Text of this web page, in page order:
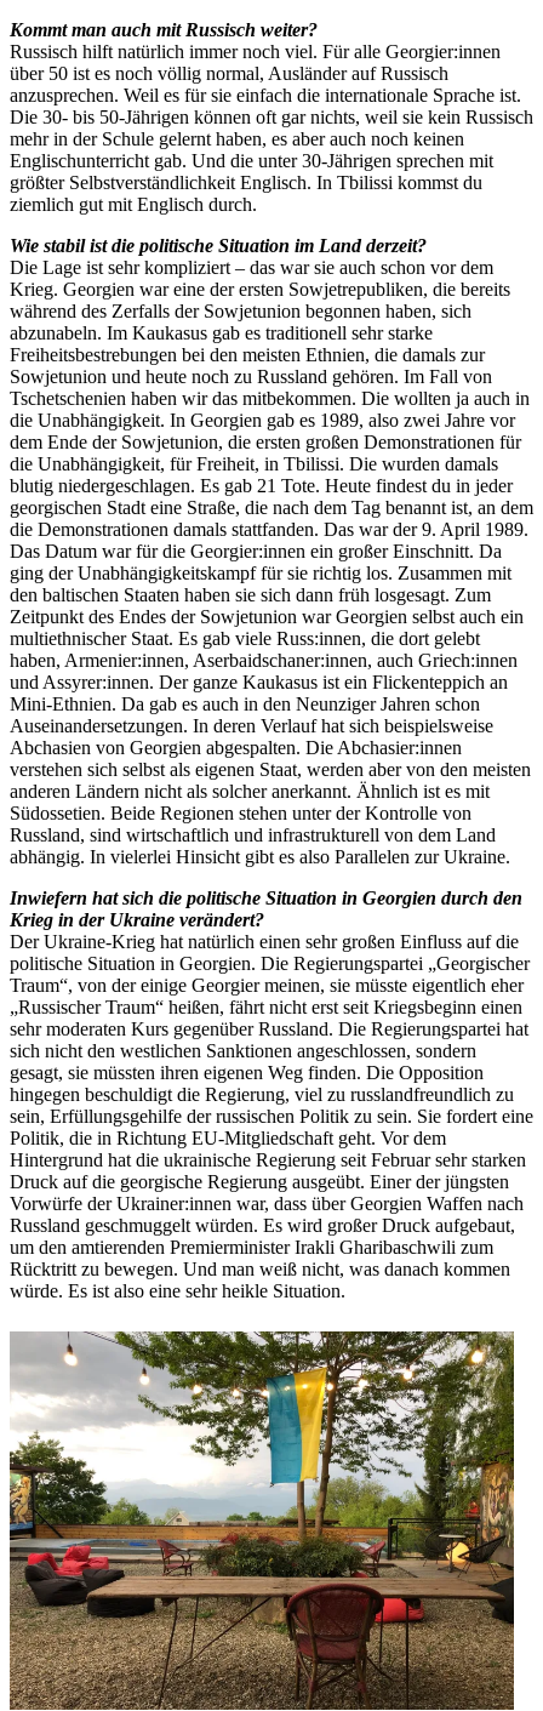
Kommt man auch mit Russisch weiter?
Russisch hilft natürlich immer noch viel. Für alle Georgier:innen
über 50 ist es noch völlig normal, Ausländer auf Russisch
anzusprechen. Weil es für sie einfach die internationale Sprache ist.
Die 30- bis 50-Jährigen können oft gar nichts, weil sie kein Russisch
mehr in der Schule gelernt haben, es aber auch noch keinen
Englischunterricht gab. Und die unter 30-Jährigen sprechen mit
größter Selbstverständlichkeit Englisch. In Tbilissi kommst du
ziemlich gut mit Englisch durch.
Wie stabil ist die politische Situation im Land derzeit?
Die Lage ist sehr kompliziert – das war sie auch schon vor dem
Krieg. Georgien war eine der ersten Sowjetrepubliken, die bereits
während des Zerfalls der Sowjetunion begonnen haben, sich
abzunabeln. Im Kaukasus gab es traditionell sehr starke
Freiheitsbestrebungen bei den meisten Ethnien, die damals zur
Sowjetunion und heute noch zu Russland gehören. Im Fall von
Tschetschenien haben wir das mitbekommen. Die wollten ja auch in
die Unabhängigkeit. In Georgien gab es 1989, also zwei Jahre vor
dem Ende der Sowjetunion, die ersten großen Demonstrationen für
die Unabhängigkeit, für Freiheit, in Tbilissi. Die wurden damals
blutig niedergeschlagen. Es gab 21 Tote. Heute findest du in jeder
georgischen Stadt eine Straße, die nach dem Tag benannt ist, an dem
die Demonstrationen damals stattfanden. Das war der 9. April 1989.
Das Datum war für die Georgier:innen ein großer Einschnitt. Da
ging der Unabhängigkeitskampf für sie richtig los. Zusammen mit
den baltischen Staaten haben sie sich dann früh losgesagt. Zum
Zeitpunkt des Endes der Sowjetunion war Georgien selbst auch ein
multiethnischer Staat. Es gab viele Russ:innen, die dort gelebt
haben, Armenier:innen, Aserbaidschaner:innen, auch Griech:innen
und Assyrer:innen. Der ganze Kaukasus ist ein Flickenteppich an
Mini-Ethnien. Da gab es auch in den Neunziger Jahren schon
Auseinandersetzungen. In deren Verlauf hat sich beispielsweise
Abchasien von Georgien abgespalten. Die Abchasier:innen
verstehen sich selbst als eigenen Staat, werden aber von den meisten
anderen Ländern nicht als solcher anerkannt. Ähnlich ist es mit
Südossetien. Beide Regionen stehen unter der Kontrolle von
Russland, sind wirtschaftlich und infrastrukturell von dem Land
abhängig. In vielerlei Hinsicht gibt es also Parallelen zur Ukraine.
Inwiefern hat sich die politische Situation in Georgien durch den
Krieg in der Ukraine verändert?
Der Ukraine-Krieg hat natürlich einen sehr großen Einfluss auf die
politische Situation in Georgien. Die Regierungspartei „Georgischer
Traum“, von der einige Georgier meinen, sie müsste eigentlich eher
„Russischer Traum“ heißen, fährt nicht erst seit Kriegsbeginn einen
sehr moderaten Kurs gegenüber Russland. Die Regierungspartei hat
sich nicht den westlichen Sanktionen angeschlossen, sondern
gesagt, sie müssten ihren eigenen Weg finden. Die Opposition
hingegen beschuldigt die Regierung, viel zu russlandfreundlich zu
sein, Erfüllungsgehilfe der russischen Politik zu sein. Sie fordert eine
Politik, die in Richtung EU-Mitgliedschaft geht. Vor dem
Hintergrund hat die ukrainische Regierung seit Februar sehr starken
Druck auf die georgische Regierung ausgeübt. Einer der jüngsten
Vorwürfe der Ukrainer:innen war, dass über Georgien Waffen nach
Russland geschmuggelt würden. Es wird großer Druck aufgebaut,
um den amtierenden Premierminister Irakli Gharibaschwili zum
Rücktritt zu bewegen. Und man weiß nicht, was danach kommen
würde. Es ist also eine sehr heikle Situation.